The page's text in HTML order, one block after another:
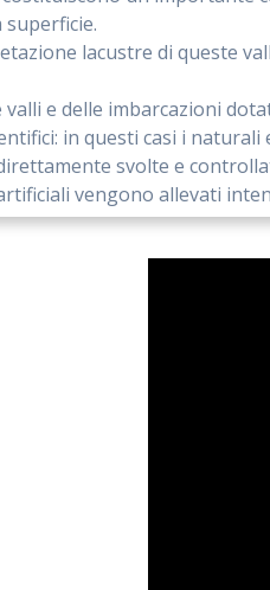
lacustre di queste
valli e delle imbarcazioni
in questi casi i
svolte e
vengono allevati